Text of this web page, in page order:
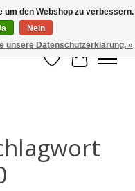
Wunschzettel
Ihr
um den Webshop zu verbessern.
Nein
unsere Datenschutzerklärung. »